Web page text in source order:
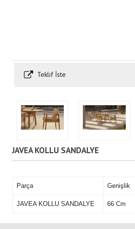
Teklif İste
JAVEA KOLLU SANDALYE
Parça Genişlik
JAVEA KOLLU SANDALYE 66 Cm